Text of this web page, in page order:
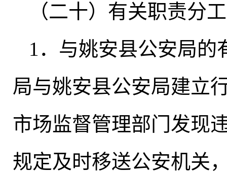
（二十）有关职责分工
1．与姚安县公安局的
局与姚安县公安局建立
市场监督管理部门发现
规定及时移送公安机关